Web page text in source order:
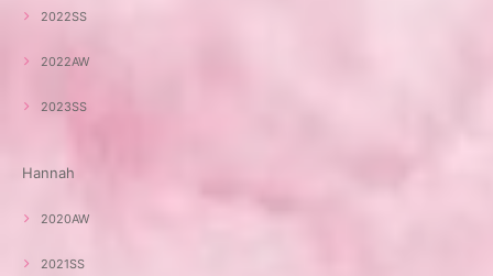
2022SS
2022AW
2023SS
Hannah
2020AW
2021SS